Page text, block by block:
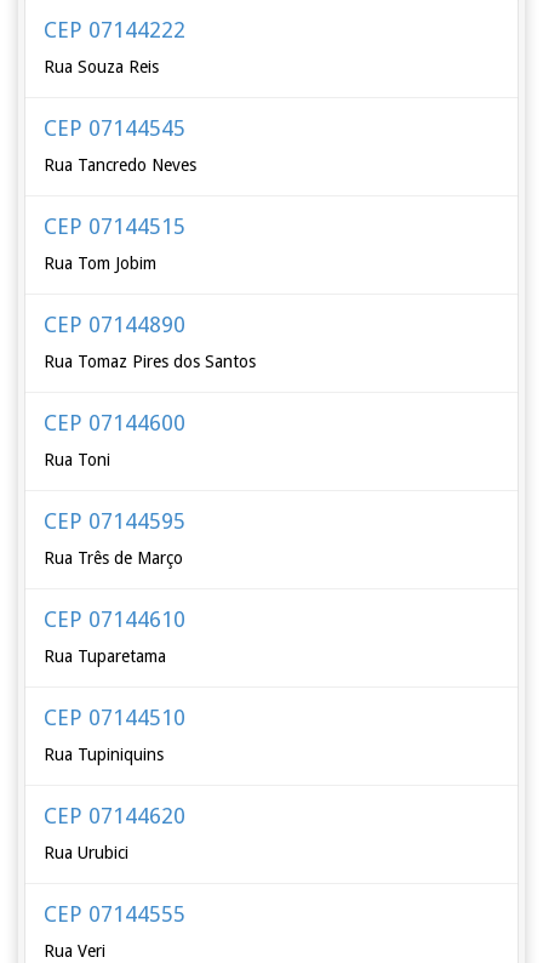
CEP 07144222
Rua Souza Reis
CEP 07144545
Rua Tancredo Neves
CEP 07144515
Rua Tom Jobim
CEP 07144890
Rua Tomaz Pires dos Santos
CEP 07144600
Rua Toni
CEP 07144595
Rua Três de Março
CEP 07144610
Rua Tuparetama
CEP 07144510
Rua Tupiniquins
CEP 07144620
Rua Urubici
CEP 07144555
Rua Veri